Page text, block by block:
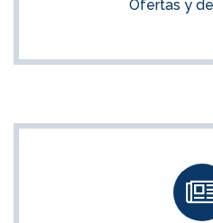
Ofertas y
VER
Últimas
Noticias sobre